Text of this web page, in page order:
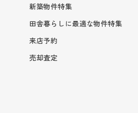
新築物件特集
田舎暮らしに最適な物件特集
来店予約
売却査定